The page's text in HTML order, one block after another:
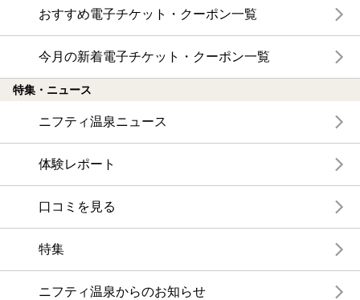
おすすめ電子チケット・クーポン一覧
今月の新着電子チケット・クーポン一覧
特集・ニュース
ニフティ温泉ニュース
体験レポート
口コミを見る
特集
ニフティ温泉からのお知らせ